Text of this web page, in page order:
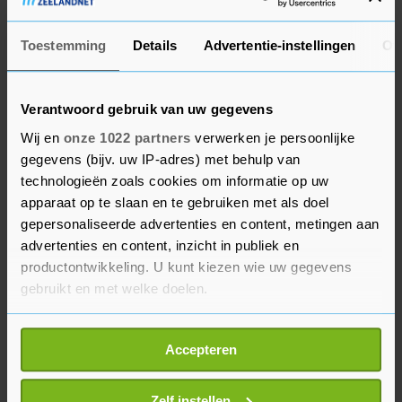
Toestemming Details Advertentie-instellingen
Verantwoord gebruik van uw gegevens
Wij en onze 1022 partners verwerken je persoonlijke
gegevens (bijv. uw IP-adres) met behulp van
technologieën zoals cookies om informatie op uw
apparaat op te slaan en te gebruiken met als doel
gepersonaliseerde advertenties en content, metingen aan
advertenties en content, inzicht in publiek en
productontwikkeling. U kunt kiezen wie uw gegevens
gebruikt en met welke doelen.
Als u het toestaat, willen we ook graag:
Informatie verzamelen over uw geografische
locatie, die tot een paar meter nauwkeurig kan zijn
Accepteren
feiten een conclusie trekken." Hij informeert de
Kamer hier later over.
2017
De fraude kwam in 2017 aan het licht, toen
Adema nog geen minister was. De Europese
Commissie zou hebben gedreigd met
terugvorderingen, maar het ministerie
relativeerde de omvang. Van sancties kwam het
niet.
Het ministerie van Landbouw kreeg lang veel
gedaan in Brussel, maar rekte Europese regels
geregeld wel erg op. Daarmee heeft het veel